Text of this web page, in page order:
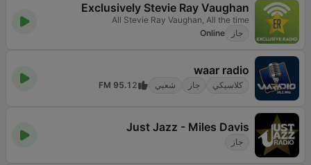
Exclusively Stevie Ray Vaughan
All Stevie Ray Vaughan, All the time
جاز
Online
waar radio
كلاسيكي جاز شعبي 2
95.1 FM
Just Jazz - Miles Davis
جاز